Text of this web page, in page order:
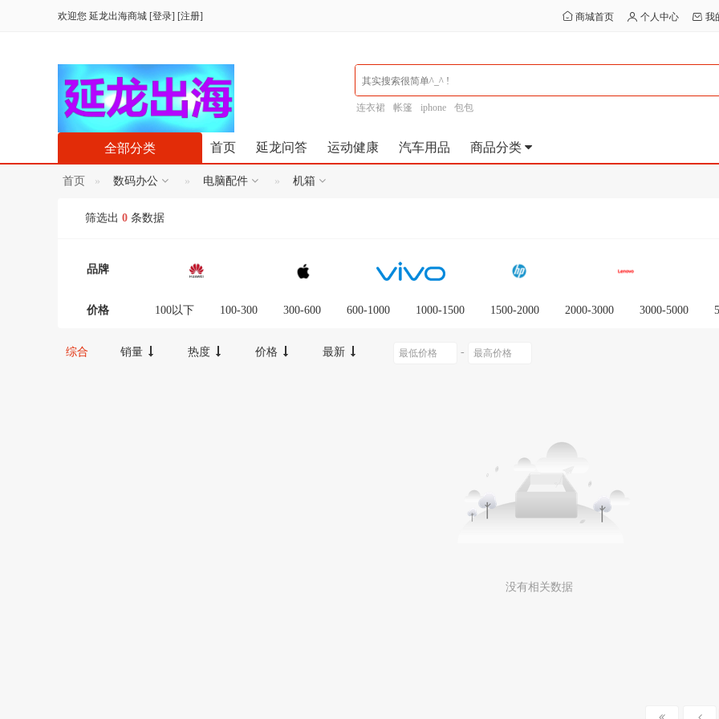
欢迎您 延龙出海商城 [登录] [注册] 商城首页 个人中心 我
连衣裙 帐篷 iphone 包包
首页 延龙问答 运动健康 汽车用品 商品分类
全部分类
首页 数码办公 电脑配件 机箱
筛选出 0 条数据
品牌
价格 100以下 100-300 300-600 600-1000 1000-1500 1500-2000 2000-3000 3000-5000
综合 销量 热度 价格 最新 -
没有相关数据